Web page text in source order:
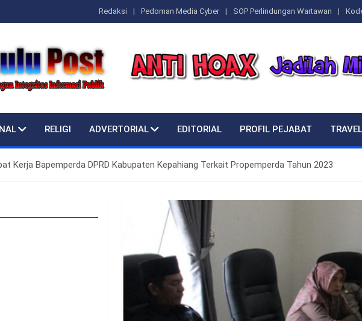
Redaksi Pedoman Media Cyber SOP Perlindungan Wartawan
RELIGI ADVERTORIAL EDITORIAL PROFIL PEJABAT
Kerja Bapemperda DPRD Kabupaten Kepahiang Terkait Propemperda Tahun 2023